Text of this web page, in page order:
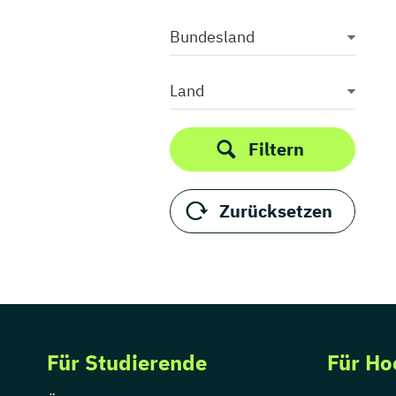
Bundesland
Land
Filtern
Zurücksetzen
Für Studierende Für